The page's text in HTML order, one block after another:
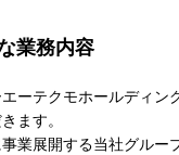
業務内容
ーテクモホールディン
ます。
業展開する当社グルー